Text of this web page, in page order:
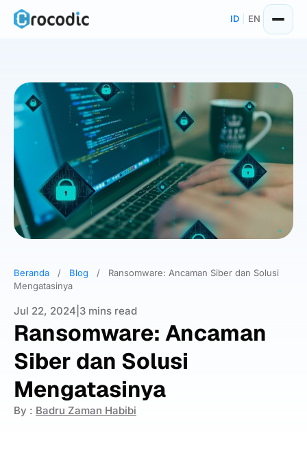
Skip
ID EN
Beranda / Blog /
Ransomware: Ancaman Siber dan Solusi
Mengatasinya
Jul 22, 2024 3 mins read
Ransomware: Ancaman
Siber dan Solusi
Mengatasinya
By : Badru Zaman Habibi